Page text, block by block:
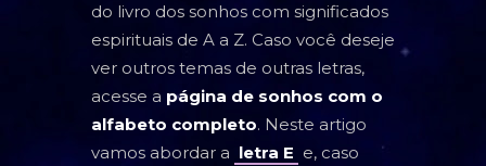
PROSPERIDADE
SAÚDE
do livro dos sonhos com significados
espirituais de A a Z. Caso você deseje
ver outros temas de outras letras,
acesse a página de sonhos com o
alfabeto completo. Neste artigo
vamos abordar a letra E e, caso